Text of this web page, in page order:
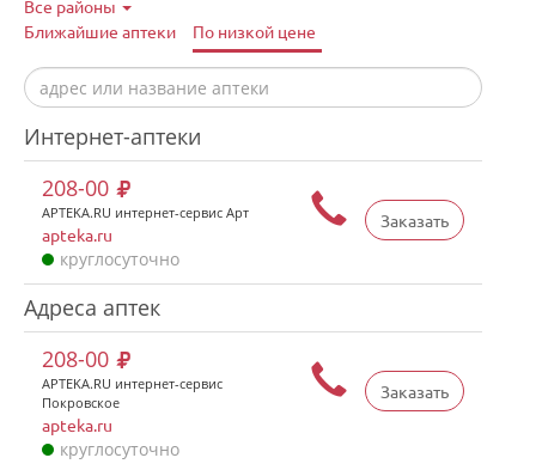
Все районы
Ближайшие аптеки
По низкой цене
Интернет-аптеки
Заказать
208-00
APTEKA.RU интернет-сервис Арт
apteka.ru
круглосуточно
Адреса аптек
Заказать
208-00
APTEKA.RU интернет-сервис
Покровское
apteka.ru
круглосуточно